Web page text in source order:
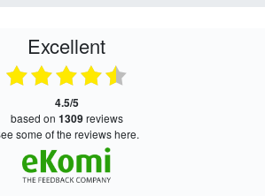
Excellent
4.5/5
based on 1309reviews
see some of the reviews here.